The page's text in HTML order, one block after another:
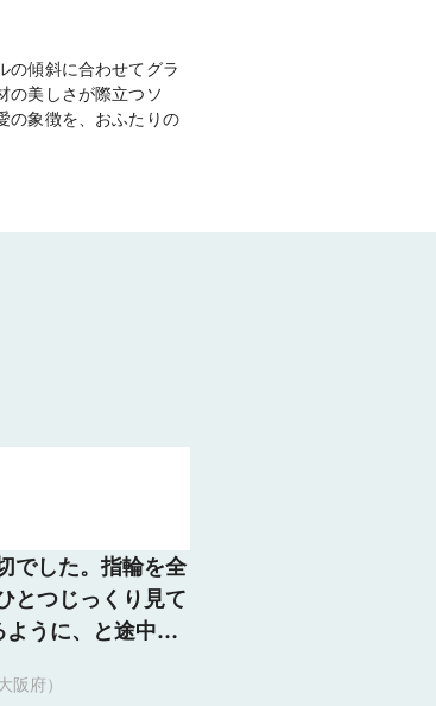
の傾斜に合わせてグラ
の美しさが際立つソ
の象徴を、おふたりの
でした。指輪を全
とつじっくり見て
うに、と途中席
、迷っている時は
れ、気遣いがとて
阪府）